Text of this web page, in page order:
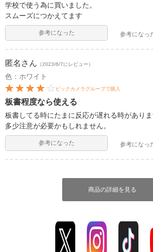
学校で使う為に買いました。
スムーズにつかえてます
参考になった 参考になっ
匿名 さん （2023/6/7にレビュー）
色：ホワイト
ビックカメラグループで購入
板書程度なら使える
板書してる時にたまに反応が遅れる時があり
多少注意が必要かもしれません。
参考になった 参考になっ
商品の詳細を見る